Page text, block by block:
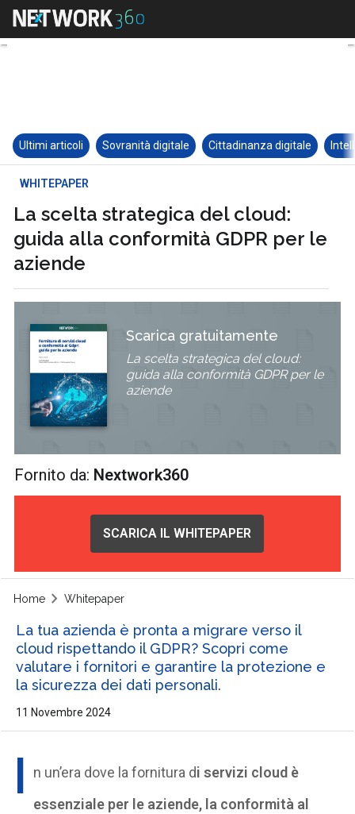
Ultimi articoli Sovranità digitale Cittadinanza digitale
WHITEPAPER
La scelta strategica del cloud:
guida alla conformità GDPR per le
aziende
Scarica gratuitamente
La scelta strategica del cloud:
guida alla conformità GDPR per le
aziende
Fornito da: Nextwork360
SCARICA IL WHITEPAPER
Home Whitepaper
La tua azienda è pronta a migrare verso il
cloud rispettando il GDPR? Scopri come
valutare i fornitori e garantire la protezione e
la sicurezza dei dati personali.
11 Novembre 2024
I n un’era dove la fornitura di servizi cloud è
essenziale per le aziende, la conformità al